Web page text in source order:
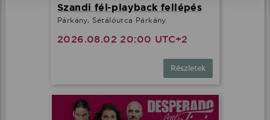
Szandi fél-playback fellépés
Párkány, Sétálóutca Párkány
2026.08.02 20:00 UTC+2
Részletek